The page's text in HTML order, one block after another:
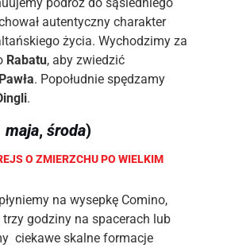
autentyczny charakter
życia. Wychodzimy za
Rabatu, aby zwiedzić
Pawła. Popołudnie spędzamy
.
maja, środa)
O ZMIERZCHU PO WIELKIM
na wysepkę Comino,
godziny na spacerach lub
ciekawe skalne formacje